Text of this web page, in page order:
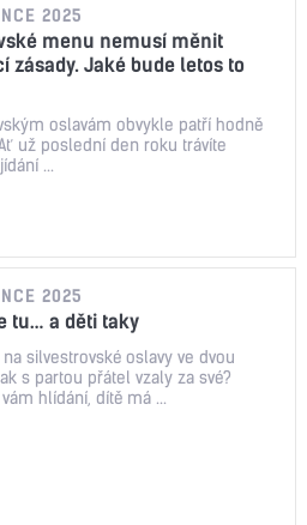
2025
menu nemusí měnit
zásady. Jaké bude letos to
oslavám obvykle patří hodně
už poslední den roku trávíte
...
2025
tu… a děti taky
silvestrovské oslavy ve dvou
s partou přátel vzaly za své?
hlídání, dítě má ...